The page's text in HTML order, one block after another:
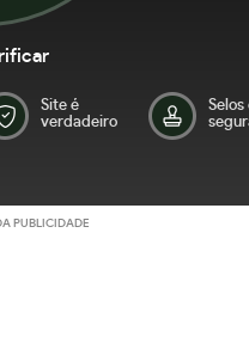
Site é
verdadeiro
Selos
PUBLICIDADE